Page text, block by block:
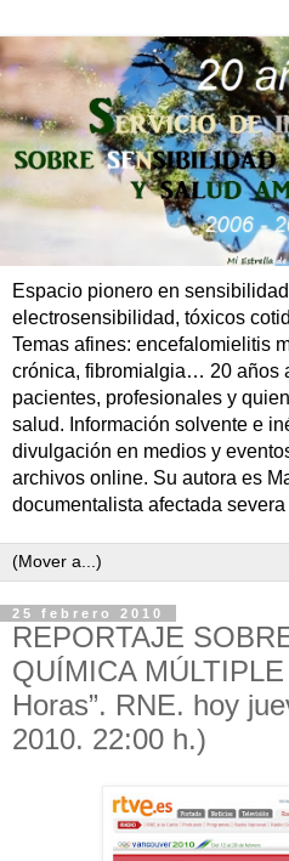
Espacio pionero en
electrosensibilidad, tóxicos
Temas afines: encefalomielitis
crónica, fibromialgia… 20 años
pacientes, profesionales y
salud. Información solvente e
divulgación en medios y
archivos online. Su autora es
documentalista afectada
25 febrero 2010
REPORTAJE
QUÍMICA
Horas”. RNE. hoy
2010. 22:00 h.)